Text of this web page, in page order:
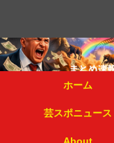
ホーム
芸スポニュース